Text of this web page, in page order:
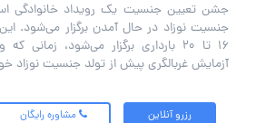
جشن تعیین جنسیت یک رویداد خانوادگی
جنسیت نوزاد در حال آمدن برگزار می‌شود.
16 تا 20 بارداری برگزار می‌شود،
آزمایش غربالگری پیش از تولد جنسیت نوزاد
رزرو آنلاین مشاوره رایگان